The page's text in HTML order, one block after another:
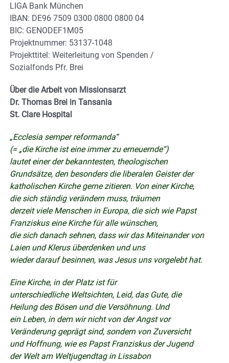
LIGA Bank München
IBAN: DE96 7509 0300 0800 0800 04
BIC: GENODEF1M05
Projektnummer: 53137-1048
Projekttitel: Weiterleitung von Spenden /
Sozialfonds Pfr. Brei
Über die Arbeit von Missionsarzt
Dr. Thomas Brei in Tansania
St. Clare Hospital
„Ecclesia semper reformanda“
(= „die Kirche ist eine immer zu erneuernde“)
lautet einer der bekanntesten, theologischen
Grundsätze, den besonders die liberalen Geister der
katholischen Kirche gerne zitieren. Von einer Kirche,
die sich ständig verändern muss, träumen
derzeit viele Menschen in Europa, die sich wie Papst
Franziskus eine Kirche für alle wünschen,
die sich danach sehnen, dass wir das Miteinander von
Laien und Klerus überdenken und uns
wieder darauf besinnen, was Jesus uns vorgelebt hat.
Eine Kirche, in der Platz ist für
unterschiedliche Weltsichten, Leid, das Gute, die
Heilung des Bösen und die Versöhnung. Und
ein Leben, in dem wir nicht von der Angst vor
Veränderung geprägt sind, sondern von Zuversicht
und Hoffnung, wie es Papst Franziskus der Jugend
der Welt am Weltjugendtag in Lissabon